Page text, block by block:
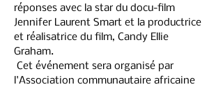
réponses avec la star du docu-film
Jennifer Laurent Smart et la productrice
et réalisatrice du film, Candy Ellie
Graham.
l'Association communautaire africaine